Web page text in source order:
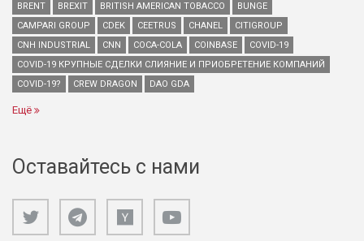
BRENT
BREXIT BRITISH AMERICAN TOBACCO
BUNGE
CAMPARI GROUP
CDEK CEETRUS CHANEL
CITIGROUP
CNH INDUSTRIAL
CNN COCA-COLA COINBASE
COVID-19
COVID-19 КРУПНЫЕ СДЕЛКИ СЛИЯНИЕ И ПРИОБРЕТЕНИЕ КОМПАНИЙ
COVID-19?
CREW DRAGON DAO GDA
Ещё
Оставайтесь с нами